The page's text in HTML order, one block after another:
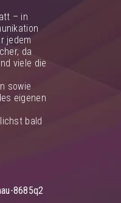
– in
jedem
da
viele die
sowie
eigenen
bald
8685q2